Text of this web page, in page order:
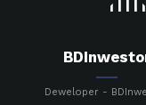
Deweloper -